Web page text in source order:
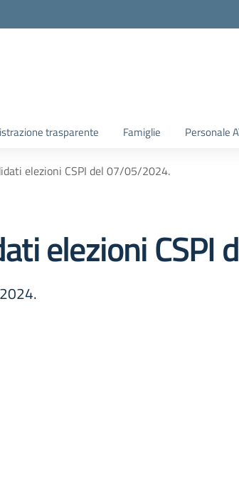
trasparente Famiglie Personale
elezioni CSPI del 07/05/2024.
elezioni